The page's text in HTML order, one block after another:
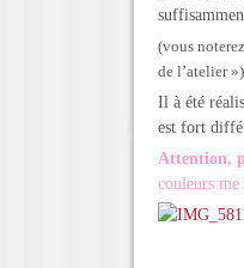
(vous
de l’atelier »)
Il à été
est fort
Attention,
couleurs